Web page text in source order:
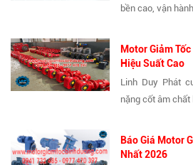
bền cao, vận hành
Motor Giảm
Hiệu Suất Cao
Linh Duy Phát
nặng cốt âm chất
Báo Giá Motor
Nhất 2026